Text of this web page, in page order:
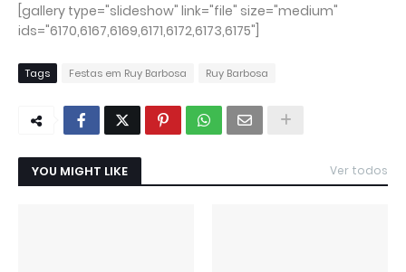
[gallery type="slideshow" link="file" size="medium"
ids="6170,6167,6169,6171,6172,6173,6175"]
Tags Festas em Ruy Barbosa Ruy Barbosa
YOU MIGHT LIKE Ver todos